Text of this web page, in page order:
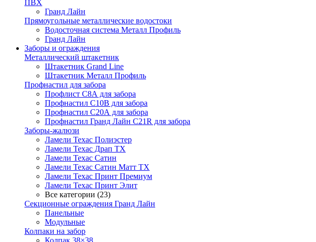
ПВХ
Гранд Лайн
Прямоугольные металлические водостоки
Водосточная система Металл Профиль
Гранд Лайн
Заборы и ограждения
Металлический штакетник
Штакетник Grand Line
Штакетник Металл Профиль
Профнастил для забора
Профлист С8А для забора
Профнастил С10В для забора
Профнастил С20А для забора
Профнастил Гранд Лайн С21R для забора
Заборы-жалюзи
Ламели Техас Полиэстер
Ламели Техас Драп ТХ
Ламели Техас Сатин
Ламели Техас Сатин Матт ТХ
Ламели Техас Принт Премиум
Ламели Техас Принт Элит
Все категории (23)
Секционные ограждения Гранд Лайн
Панельные
Модульные
Колпаки на забор
Колпак 38×38